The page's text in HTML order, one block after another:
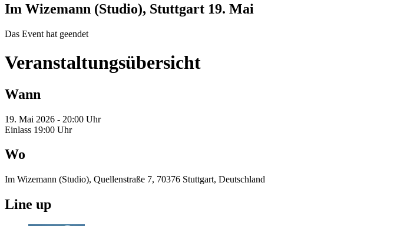
Im Wizemann (Studio), Stuttgart 19. Mai
Das Event hat geendet
Veranstaltungsübersicht
Wann
19. Mai 2026 - 20:00 Uhr
Einlass 19:00 Uhr
Wo
Im Wizemann (Studio), Quellenstraße 7, 70376 Stuttgart, Deutschland
Line up